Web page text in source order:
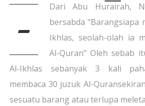
-
Dari Abu Hurairah,
bersabda "Barangsiapa
Ikhlas, seolah-olah ia
Al-Quran" Oleh sebab
Al-Ikhlas sebanyak 3 kali
membaca 30 juzuk Al-
sesuatu barang atau terlupa